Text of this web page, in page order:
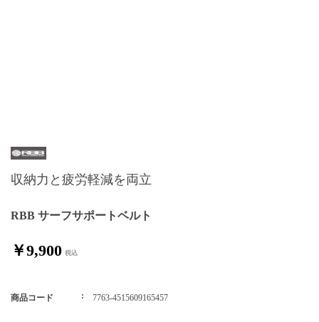
RBB サーフサポートベルト
収納力と疲労軽減を両立
￥9,900
商品コード 7763-4515609165457